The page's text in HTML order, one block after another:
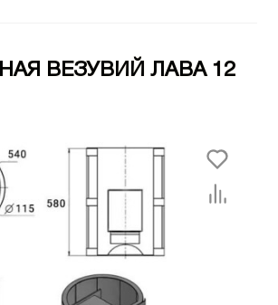
ВЕЗУВИЙ ЛАВА 12